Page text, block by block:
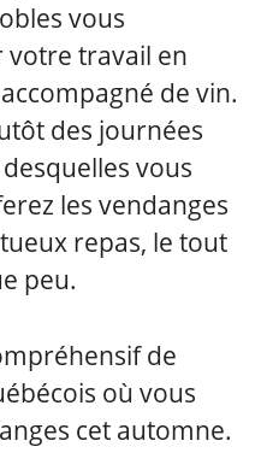
vous
travail en
de vin.
des journées
vous
les vendanges
repas, le tout
peu.
de
où vous
cet automne.